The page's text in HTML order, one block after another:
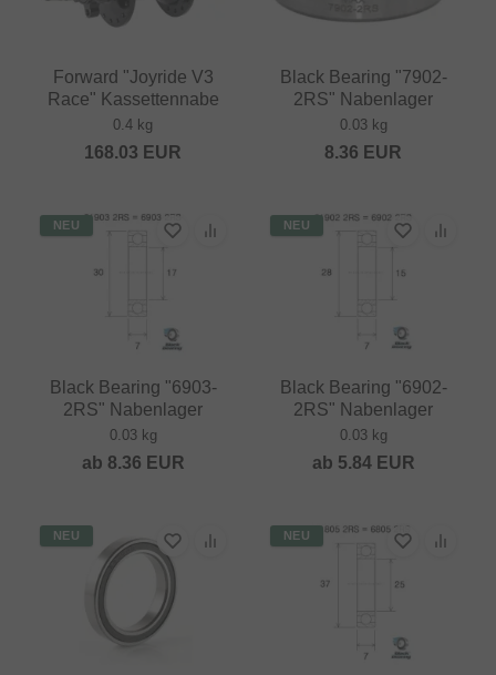
Forward "Joyride V3
Race" Kassettennabe
0.4 kg
168.03 EUR
Black Bearing "7902-
2RS" Nabenlager
0.03 kg
8.36 EUR
NEU
Black Bearing "6903-
2RS" Nabenlager
0.03 kg
ab 8.36 EUR
NEU
Black Bearing "6902-
2RS" Nabenlager
0.03 kg
ab 5.84EUR
NEU NEU